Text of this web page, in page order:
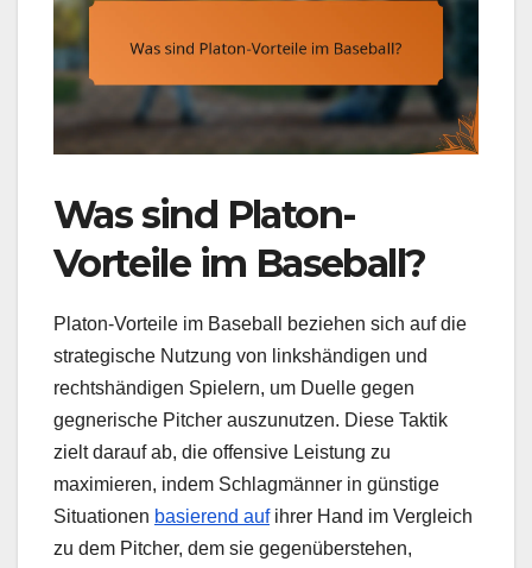
Was sind Platon-
Vorteile im Baseball?
Platon-Vorteile im Baseball beziehen sich auf die
strategische Nutzung von linkshändigen und
rechtshändigen Spielern, um Duelle gegen
gegnerische Pitcher auszunutzen. Diese Taktik
zielt darauf ab, die offensive Leistung zu
maximieren, indem Schlagmänner in günstige
Situationen basierend aufihrer Hand im Vergleich
zu dem Pitcher, dem sie gegenüberstehen,